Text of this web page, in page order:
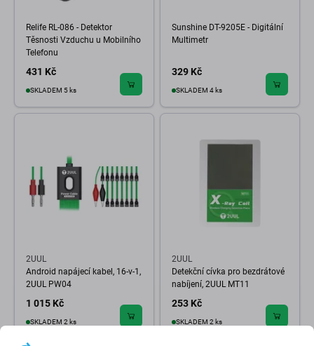
Relife RL-086 - Detektor
Těsnosti Vzduchu u Mobilního
Telefonu
431 Kč
SKLADEM 5 ks
Sunshine DT-9205E - Digitální
Multimetr
329 Kč
SKLADEM 4 ks
2UUL
Android napájecí kabel, 16-v-1,
2UUL PW04
1 015 Kč
SKLADEM 2 ks
2UUL
Detekční cívka pro bezdrátové
nabíjení, 2UUL MT11
253 Kč
SKLADEM 2 ks